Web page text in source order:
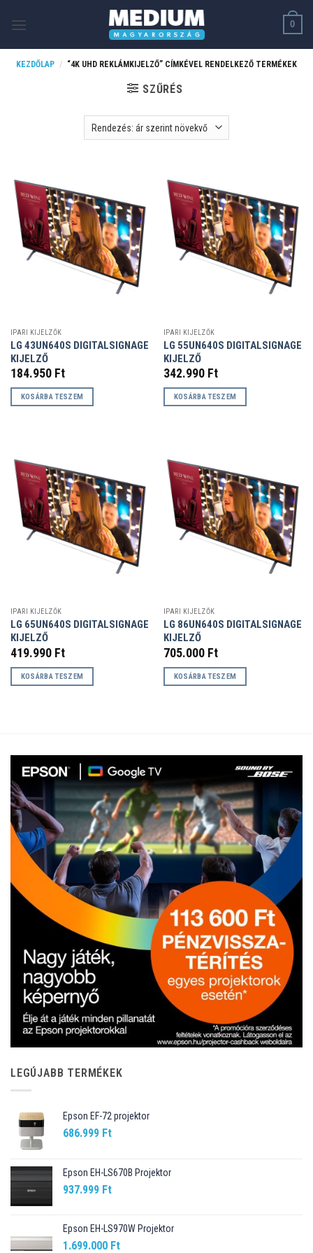
0
KEZDŐLAP / “4K UHD REKLÁMKIJELZŐ” CÍMKÉVEL RENDELKEZŐ TERMÉKEK
SZŰRÉS
IPARI KIJELZŐK
LG 43UN640S DIGITALSIGNAGE
KIJELZŐ
184.950 Ft
KOSÁRBA TESZEM
IPARI KIJELZŐK
LG 55UN640S DIGITALSIGNAGE
KIJELZŐ
342.990 Ft
KOSÁRBA TESZEM
IPARI KIJELZŐK
LG 65UN640S DIGITALSIGNAGE
KIJELZŐ
419.990 Ft
KOSÁRBA TESZEM
IPARI KIJELZŐK
LG 86UN640S DIGITALSIGNAGE
KIJELZŐ
705.000 Ft
KOSÁRBA TESZEM
LEGÚJABB TERMÉKEK
Epson EF-72 projektor
686.999 Ft
Epson EH-LS670B Projektor
937.999 Ft
Epson EH-LS970W Projektor
1.699.000 Ft